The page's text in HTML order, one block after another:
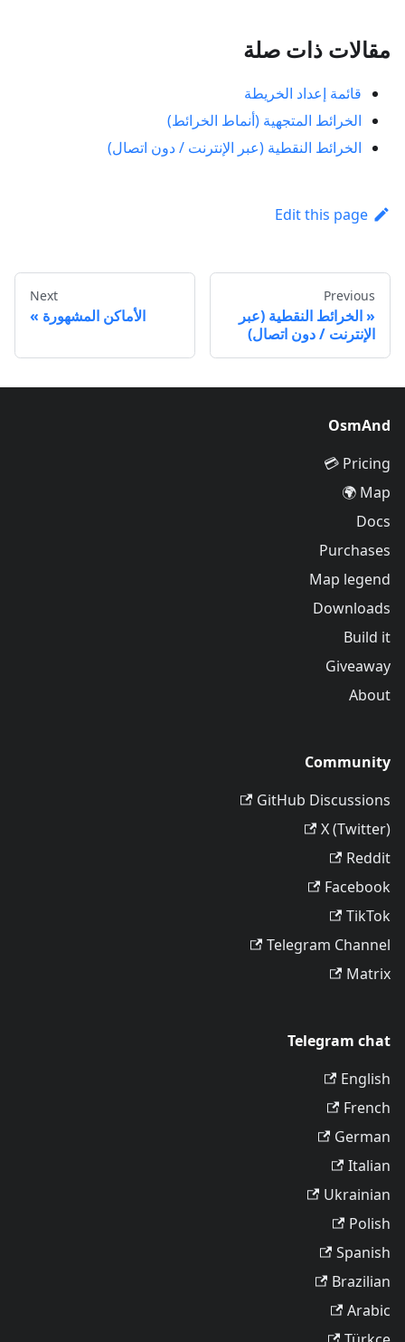
مقالات ذات صلة
قائمة إعداد الخريطة
الخرائط المتجهية (أنماط الخرائط)
الخرائط النقطية (عبر الإنترنت / دون اتصال)
Edit this page
Previous
الخرائط النقطية (عبر
الإنترنت / دون اتصال)
Next
الأماكن المشهورة
OsmAnd
Pricing 💳
Map 🌍
Docs
Purchases
Map legend
Downloads
Build it
Giveaway
About
Community
GitHub Discussions
X (Twitter)
Reddit
Facebook
TikTok
Telegram Channel
Matrix
Telegram chat
English
French
German
Italian
Ukrainian
Polish
Spanish
Brazilian
Arabic